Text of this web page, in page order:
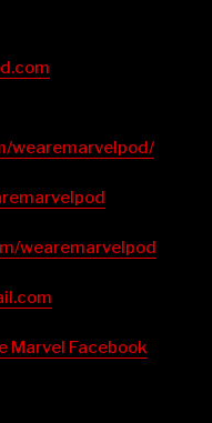
wearemarvelpod/⁠⁠⁠⁠⁠⁠⁠⁠⁠⁠⁠⁠⁠⁠⁠⁠⁠⁠⁠⁠⁠⁠⁠⁠⁠⁠⁠⁠⁠⁠⁠⁠⁠⁠⁠⁠⁠⁠⁠⁠⁠⁠⁠⁠⁠⁠⁠⁠⁠⁠⁠⁠⁠⁠⁠⁠⁠⁠⁠⁠⁠⁠⁠⁠⁠
wearemarvelpod⁠⁠⁠⁠⁠⁠⁠⁠⁠⁠⁠⁠⁠⁠⁠⁠⁠⁠⁠⁠⁠⁠⁠⁠⁠⁠⁠⁠⁠⁠⁠⁠⁠⁠⁠⁠⁠⁠⁠⁠⁠⁠⁠⁠⁠⁠⁠⁠⁠⁠⁠⁠⁠⁠⁠⁠⁠⁠⁠⁠⁠⁠⁠⁠⁠
Marvel Facebook